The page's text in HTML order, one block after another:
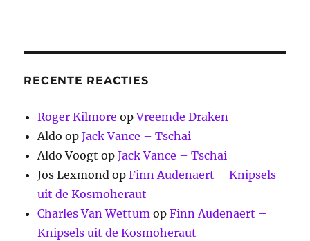
RECENTE REACTIES
Roger Kilmore opVreemde Draken
Aldo opJack Vance – Tschai
Aldo Voogt opJack Vance – Tschai
Jos Lexmond opFinn Audenaert – Knipsels
uit de Kosmoheraut
Charles Van Wettum opFinn Audenaert –
Knipsels uit de Kosmoheraut